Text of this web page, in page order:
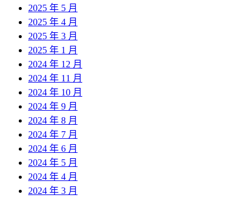
2025 年 5 月
2025 年 4 月
2025 年 3 月
2025 年 1 月
2024 年 12 月
2024 年 11 月
2024 年 10 月
2024 年 9 月
2024 年 8 月
2024 年 7 月
2024 年 6 月
2024 年 5 月
2024 年 4 月
2024 年 3 月